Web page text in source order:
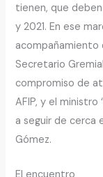
tienen, que
y 2021. En ese
acompañamiento
Secretario
compromiso de
AFIP, y el ministro
a seguir de cerca
Gómez.